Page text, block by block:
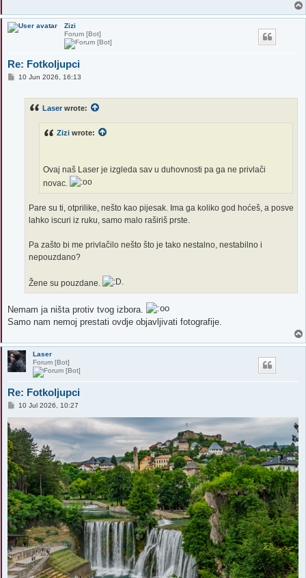
Zizi
Forum [Bot]
Re: Fotkoljupci
P10 Jun 2026, 16:13
Laser wrote:
Zizi wrote:
Ovaj naš Laser je izgleda sav u duhovnosti pa ga ne privlači
novac.
Pare su ti, otprilike, nešto kao pijesak. Ima ga koliko god hoćeš, a posve
lahko iscuri iz ruku, samo malo raširiš prste.
Pa zašto bi me privlačilo nešto što je tako nestalno, nestabilno i
nepouzdano?
Žene su pouzdane.
Nemam ja ništa protiv tvog izbora.
Samo nam nemoj prestati ovdje objavljivati fotografije.
Laser
Forum [Bot]
Re: Fotkoljupci
P
t
10 Jul 2026, 10:27